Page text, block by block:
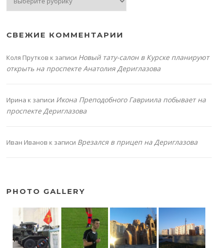
СВЕЖИЕ КОММЕНТАРИИ
Коля Прутков к записи Новый тату-салон в Курске планируют
открыть на проспекте Анатолия Дериглазова
Ирина к записи Икона Преподобного Гавриила побывает на
проспекте Дериглазова
Иван Иванов к записи Врезался в прицеп на Дериглазова
PHOTO GALLERY